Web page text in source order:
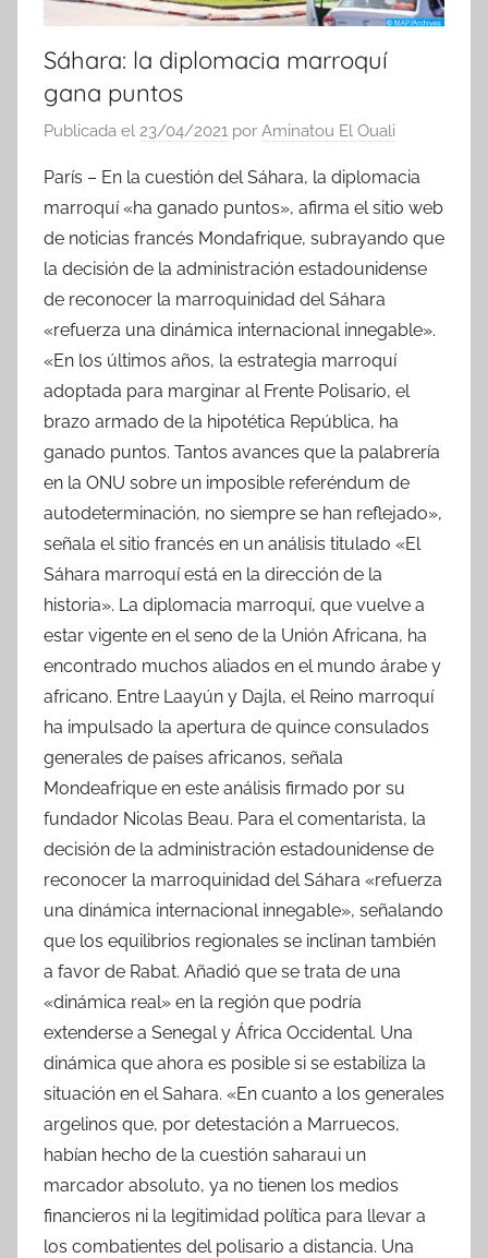
Sáhara: la diplomacia marroquí
gana puntos
Publicada el 23/04/2021 por Aminatou El Ouali
París – En la cuestión del Sáhara, la diplomacia
marroquí «ha ganado puntos», afirma el sitio web
de noticias francés Mondafrique, subrayando que
la decisión de la administración estadounidense
de reconocer la marroquinidad del Sáhara
«refuerza una dinámica internacional innegable».
«En los últimos años, la estrategia marroquí
adoptada para marginar al Frente Polisario, el
brazo armado de la hipotética República, ha
ganado puntos. Tantos avances que la palabrería
en la ONU sobre un imposible referéndum de
autodeterminación, no siempre se han reflejado»,
señala el sitio francés en un análisis titulado «El
Sáhara marroquí está en la dirección de la
historia». La diplomacia marroquí, que vuelve a
estar vigente en el seno de la Unión Africana, ha
encontrado muchos aliados en el mundo árabe y
africano. Entre Laayún y Dajla, el Reino marroquí
ha impulsado la apertura de quince consulados
generales de países africanos, señala
Mondeafrique en este análisis firmado por su
fundador Nicolas Beau. Para el comentarista, la
decisión de la administración estadounidense de
reconocer la marroquinidad del Sáhara «refuerza
una dinámica internacional innegable», señalando
que los equilibrios regionales se inclinan también
a favor de Rabat. Añadió que se trata de una
«dinámica real» en la región que podría
extenderse a Senegal y África Occidental. Una
dinámica que ahora es posible si se estabiliza la
situación en el Sahara. «En cuanto a los generales
argelinos que, por detestación a Marruecos,
habían hecho de la cuestión saharaui un
marcador absoluto, ya no tienen los medios
financieros ni la legitimidad política para llevar a
los combatientes del polisario a distancia. Una